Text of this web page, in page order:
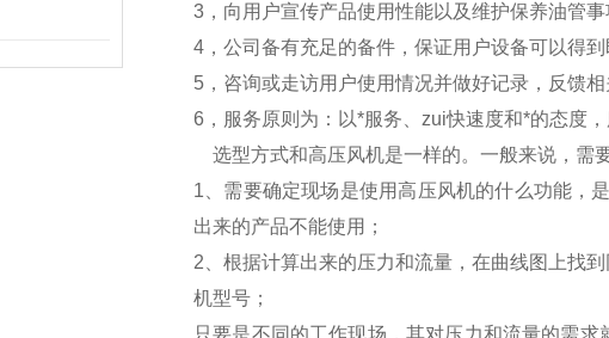
3，向用户宣传产品使用性能以及维护保养油管事
4，公司备有充足的备件，保证用户设备可以得到
5，咨询或走访用户使用情况并做好记录，反馈相
6，服务原则为：以*服务、zui快速度和*的态度，
选型方式和高压风机是一样的。一般来说，需
1、需要确定现场是使用高压风机的什么功能，
出来的产品不能使用；
2、根据计算出来的压力和流量，在曲线图上找
机型号；
只要是不同的工作现场，其对压力和流量的需